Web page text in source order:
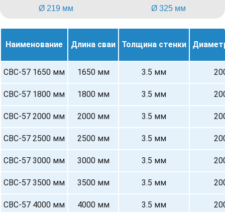
Ø 219 мм Ø 325 мм
Наименование Длина сваи Толщина стенки
СВС-57 1650 мм 1650 мм 3.5 мм
СВС-57 1800 мм 1800 мм 3.5 мм
СВС-57 2000 мм 2000 мм 3.5 мм
СВС-57 2500 мм 2500 мм 3.5 мм
СВС-57 3000 мм 3000 мм 3.5 мм
СВС-57 3500 мм 3500 мм 3.5 мм
СВС-57 4000 мм 4000 мм 3.5 мм